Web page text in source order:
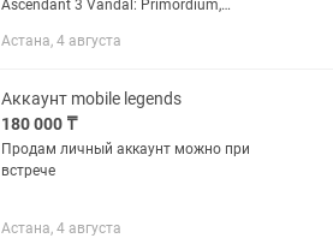
Ascendant 3 Vandal: Primordium,
(Дерево), Kuronami, Prime, Chaos
Астана, 4 августа
Аккаунт mobile legends
180 000 ₸
Продам личный аккаунт можно при
встрече
Астана, 4 августа